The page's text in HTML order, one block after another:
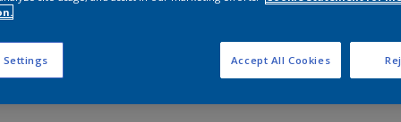
Settings Accept All Cookies